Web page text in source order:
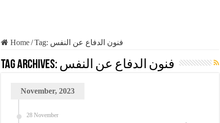
Home/Tag: فنون الدفاع عن النفس
Tag Archives: فنون الدفاع عن النفس
November, 2023
28 November